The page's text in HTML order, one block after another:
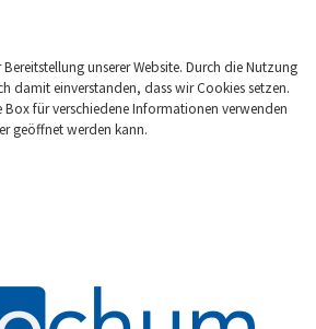
unserer Website. Durch die Nutzung
damit einverstanden, dass wir Cookies setzen.
Box für verschiedene Informationen verwenden
geöffnet werden kann.